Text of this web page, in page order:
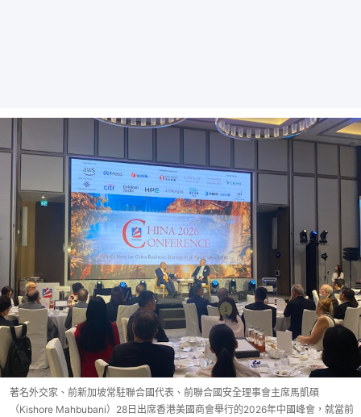
著名外交家、前新加坡常駐聯合國代表、前聯合國安全理事會主席馬凱碩
（Kishore Mahbubani）28日出席香港美國商會舉行的2026年中國峰會，就當前